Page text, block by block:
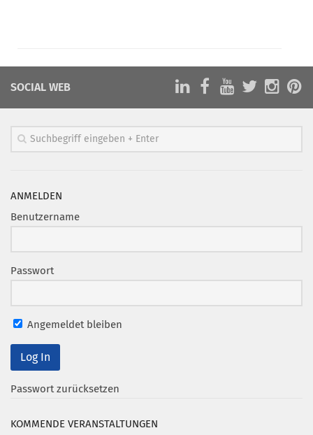
SOCIAL WEB
ANMELDEN
Benutzername
Passwort
Angemeldet bleiben
Passwort zurücksetzen
KOMMENDE VERANSTALTUNGEN